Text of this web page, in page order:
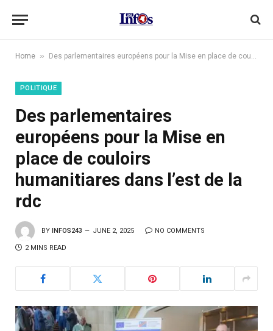
Home » Des parlementaires européens pour la Mise en place de couloirs humanitiares dans l’est de la rdc
POLITIQUE
Des parlementaires
européens pour la Mise en
place de couloirs
humanitiares dans l’est de la
rdc
BY INFOS243 JUNE 2, 2025 NO COMMENTS
2 MINS READ